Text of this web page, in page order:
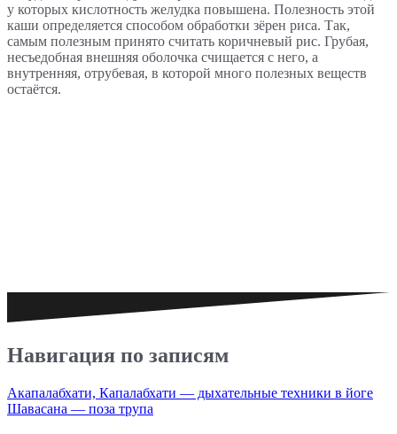
у которых кислотность желудка повышена. Полезность этой
каши определяется способом обработки зёрен риса. Так,
самым полезным принято считать коричневый рис. Грубая,
несъедобная внешняя оболочка счищается с него, а
внутренняя, отрубевая, в которой много полезных веществ
остаётся.
Навигация по записям
Акапалабхати, Капалабхати — дыхательные техники в йоге
Шавасана — поза трупа